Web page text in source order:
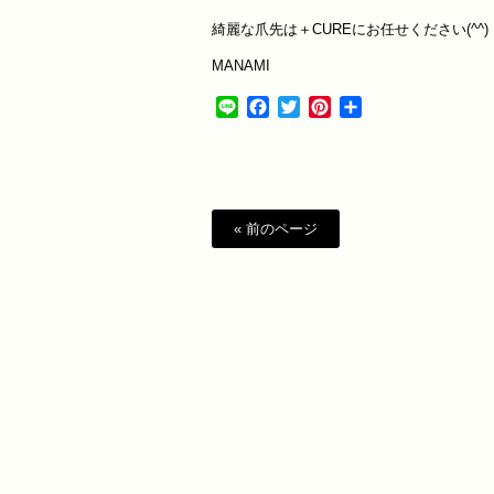
綺麗な爪先は＋ CUREにお任せください(^^)
MANAMI
Line Facebook
TwitterPinterest
« 前のページ